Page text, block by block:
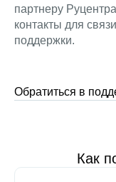
партнеру
контакты для
поддержки.
Обратиться в
Как